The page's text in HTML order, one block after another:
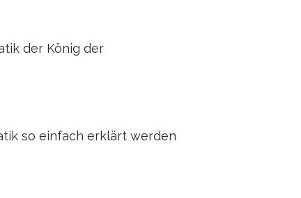
der König der
so einfach erklärt werden